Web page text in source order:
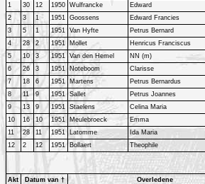
1
30 12 1950 Wulfrancke Edward
2
3 1 1951 Goossens Edward Francies
3
5 1 1951 Van Hyfte Petrus Bernard
4
28 2 1951 Mollet Henricus Franciscus
5
10 3 1951 Van den Hemel NN (m)
6
26 3 1951 Noteboom Clarisse
7
18 6 1951 Martens Petrus Bernardus
8
11 9 1951 Sallet Petrus Joannes
9
13 9 1951 Staelens Celina Maria
10
16 10 1951 Meulebroeck Emma
11
28 11 1951 Latomme Ida Maria
12
2 12 1951 Bollaert Theophile
Akt
Datum van † Overledene